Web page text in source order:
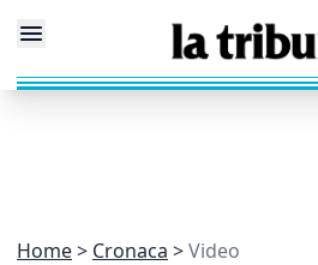
Home Cronaca Video